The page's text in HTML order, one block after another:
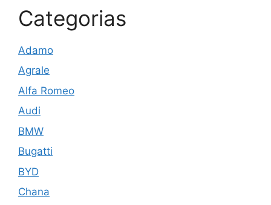
Categorias
Adamo
Agrale
Alfa Romeo
Audi
BMW
Bugatti
BYD
Chana